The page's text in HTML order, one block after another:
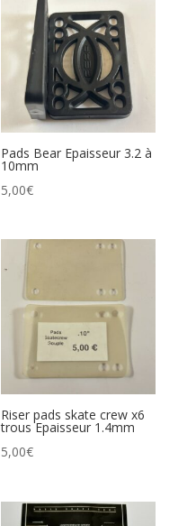
Pads Bear Epaisseur 3.2 à
10mm
5,00€
Riser pads skate crew x6
trous Epaisseur 1.4mm
5,00€